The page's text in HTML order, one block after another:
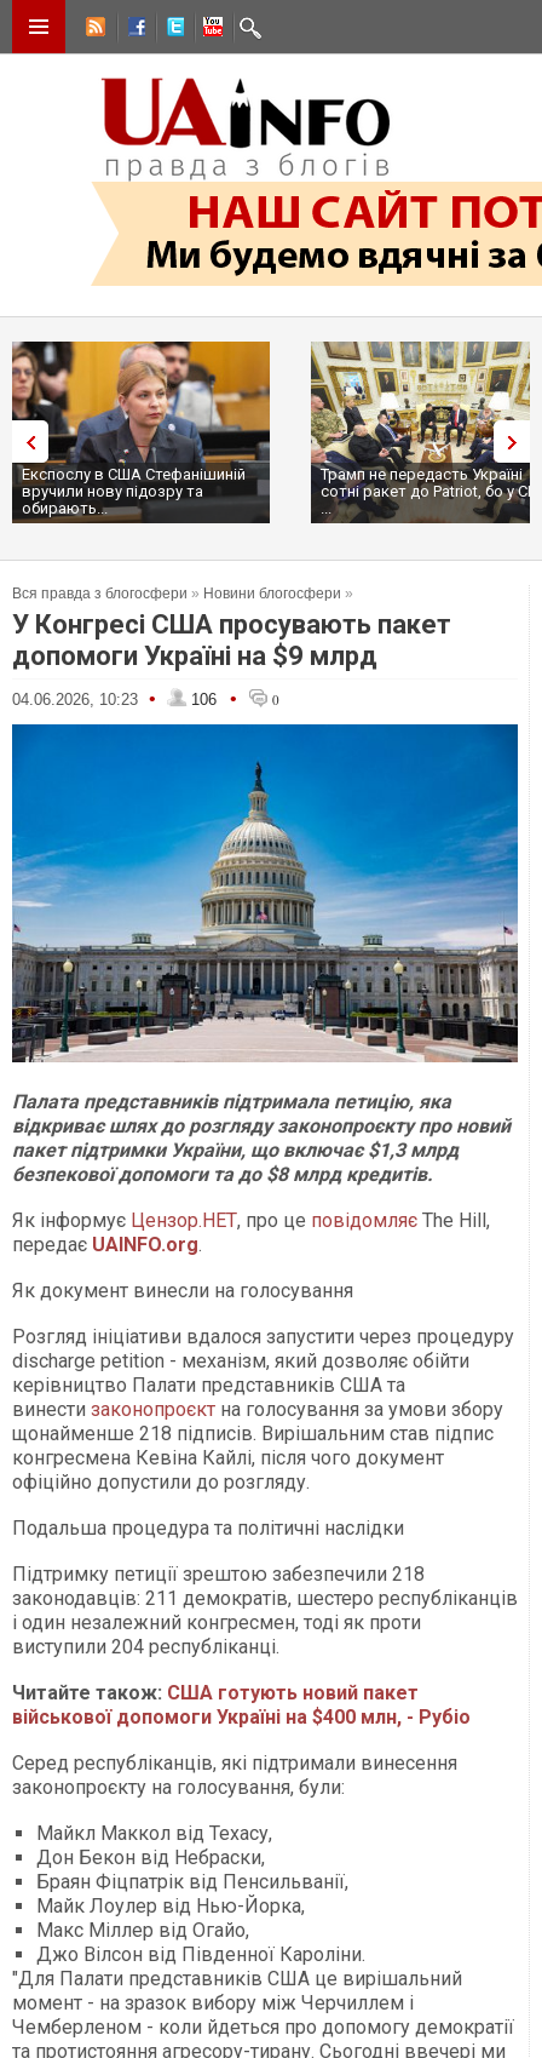
Експослу в США Стефанішиній
вручили нову підозру та
обирають...
Трамп не передасть Україні
сотні ракет до Patriot, бо у
...
Вся правда з блогосфери » Новини блогосфери »
У Конгресі США просувають пакет
допомоги Україні на $9 млрд
04.06.2026, 10:23 • 106 • 0
Палата представників підтримала петицію, яка
відкриває шлях до розгляду законопроєкту про новий
пакет підтримки України, що включає $1,3 млрд
безпекової допомоги та до $8 млрд кредитів.
Як інформує Цензор.НЕТ, про це повідомляє The Hill,
передає UAINFO.org.
Як документ винесли на голосування
Розгляд ініціативи вдалося запустити через процедуру
discharge petition - механізм, який дозволяє обійти
керівництво Палати представників США та
винести законопроєкт на голосування за умови збору
щонайменше 218 підписів. Вирішальним став підпис
конгресмена Кевіна Кайлі, після чого документ
офіційно допустили до розгляду.
Подальша процедура та політичні наслідки
Підтримку петиції зрештою забезпечили 218
законодавців: 211 демократів, шестеро республіканців
і один незалежний конгресмен, тоді як проти
виступили 204 республіканці.
Читайте також: США готують новий пакет
військової допомоги Україні на $400 млн, - Рубіо
Серед республіканців, які підтримали винесення
законопроєкту на голосування, були:
Майкл Маккол від Техасу,
Дон Бекон від Небраски,
Браян Фіцпатрік від Пенсильванії,
Майк Лоулер від Нью-Йорка,
Макс Міллер від Огайо,
Джо Вілсон від Південної Кароліни.
"Для Палати представників США це вирішальний
момент - на зразок вибору між Черчиллем і
Чемберленом - коли йдеться про допомогу демократії
та протистояння агресору-тирану. Сьогодні ввечері ми